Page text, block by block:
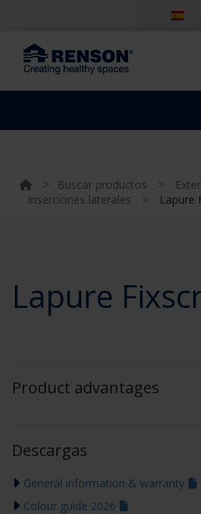
> Buscar productos >
Inserciones laterales
> Lapure
Lapure
Product advantages
Descargas
General information & warranty
Colour guide 2026